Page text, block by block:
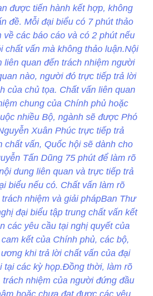
được tiến hành kết hợp, không
đề. Mỗi đại biểu có 7 phút thảo
về các báo cáo và có 2 phút nếu
chất vấn mà không thảo luận.Nội
liên quan đến trách nhiệm người
nào, người đó trực tiếp trả lời
của chủ tọa. Chất vấn liên quan
chung của Chính phủ hoặc
nhiều Bộ, ngành sẽ được Phó
Xuân Phúc trực tiếp trả
chất vấn, Quốc hội sẽ dành cho
Tấn Dũng 75 phút để làm rõ
dung liên quan và trực tiếp trả
biểu nếu có. Chất vấn làm rõ
nhiệm và giải phápBan Thư
đại biểu tập trung chất vấn kết
các yêu cầu tại nghị quyết của
kết của Chính phủ, các bộ,
khi trả lời chất vấn của đại
tại các kỳ họp.Đồng thời, làm rõ
trách nhiệm của người đứng đầu
hoặc chưa đạt được các yêu